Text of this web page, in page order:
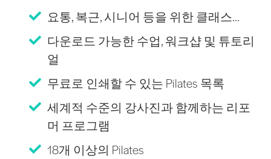
요통, 복근, 시니어 등을 위한 클래스...
다운로드 가능한 수업, 워크샵 및 튜토리
얼
무료로 인쇄할 수 있는 Pilates 목록
세계적 수준의 강사진과 함께하는 리포
머 프로그램
18개 이상의 Pilates